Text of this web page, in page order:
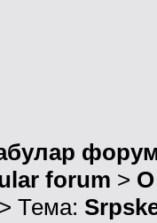
forum > О
> Тема: